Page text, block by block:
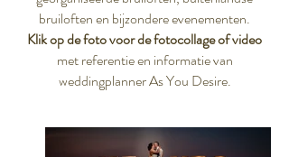
bruiloften en bijzondere evenementen.
Klik op de foto voor de fotocollage of video
met referentie en informatie van
weddingplanner As You Desire.